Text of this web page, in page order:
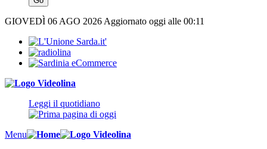
GIOVEDÌ 06 AGO 2026 Aggiornato oggi alle 00:11
Leggi il quotidiano
Menu